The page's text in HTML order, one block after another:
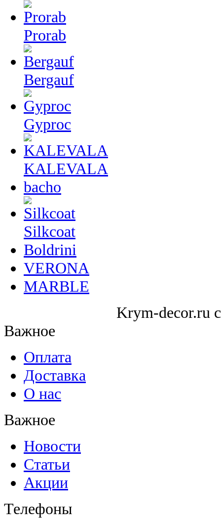
Prorab
Bergauf
Gyproc
KALEVALA
bacho
Silkcoat
Boldrini
VERONA
MARBLE
Krym-decor.ru
Важное
Оплата
Доставка
О нас
Важное
Новости
Статьи
Акции
Телефоны